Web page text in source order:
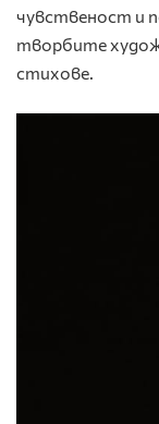
чувственост и
творбите
стихове.